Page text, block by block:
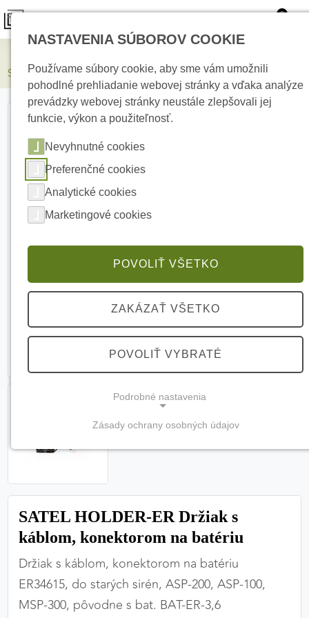
0
SATEL HOLDER-ER Držiak s káblom, konektorom na batériu
SATEL HOLDER-ER Držiak s
káblom, konektorom na batériu
Držiak s káblom, konektorom na batériu
ER34615, do starých sirén, ASP-200, ASP-100,
MSP-300, pôvodne s bat. BAT-ER-3,6
NASTAVENIA SÚBOROV COOKIE
Používame súbory cookie, aby sme vám umožnili
pohodlné prehliadanie webovej stránky a vďaka analýze
prevádzky webovej stránky neustále zlepšovali jej
funkcie, výkon a použiteľnosť.
Nevyhnutné cookies
Preferenčné cookies
Analytické cookies
Marketingové cookies
POVOLIŤ VŠETKO
ZAKÁZAŤ VŠETKO
POVOLIŤ VYBRATÉ
Podrobné nastavenia
Tieto cookies sú potrebné na správne fungovanie
zabezpečiť jej plnú funkčnosť.
PREFERENČNÉ COOKIES
Zásady ochrany osobných údajov